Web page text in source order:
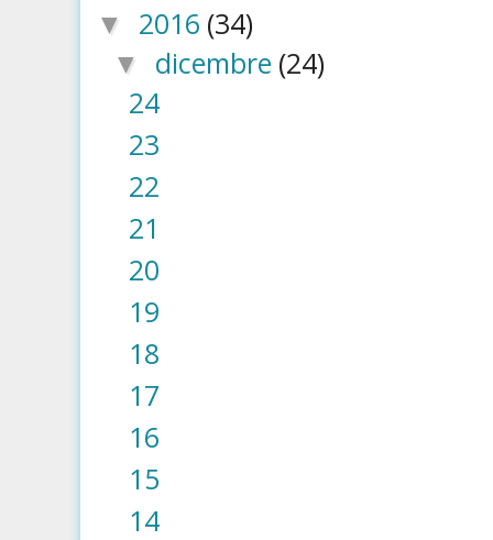
▼ 2016 (34)
▼ dicembre (24)
24
23
22
21
20
19
18
17
16
15
14